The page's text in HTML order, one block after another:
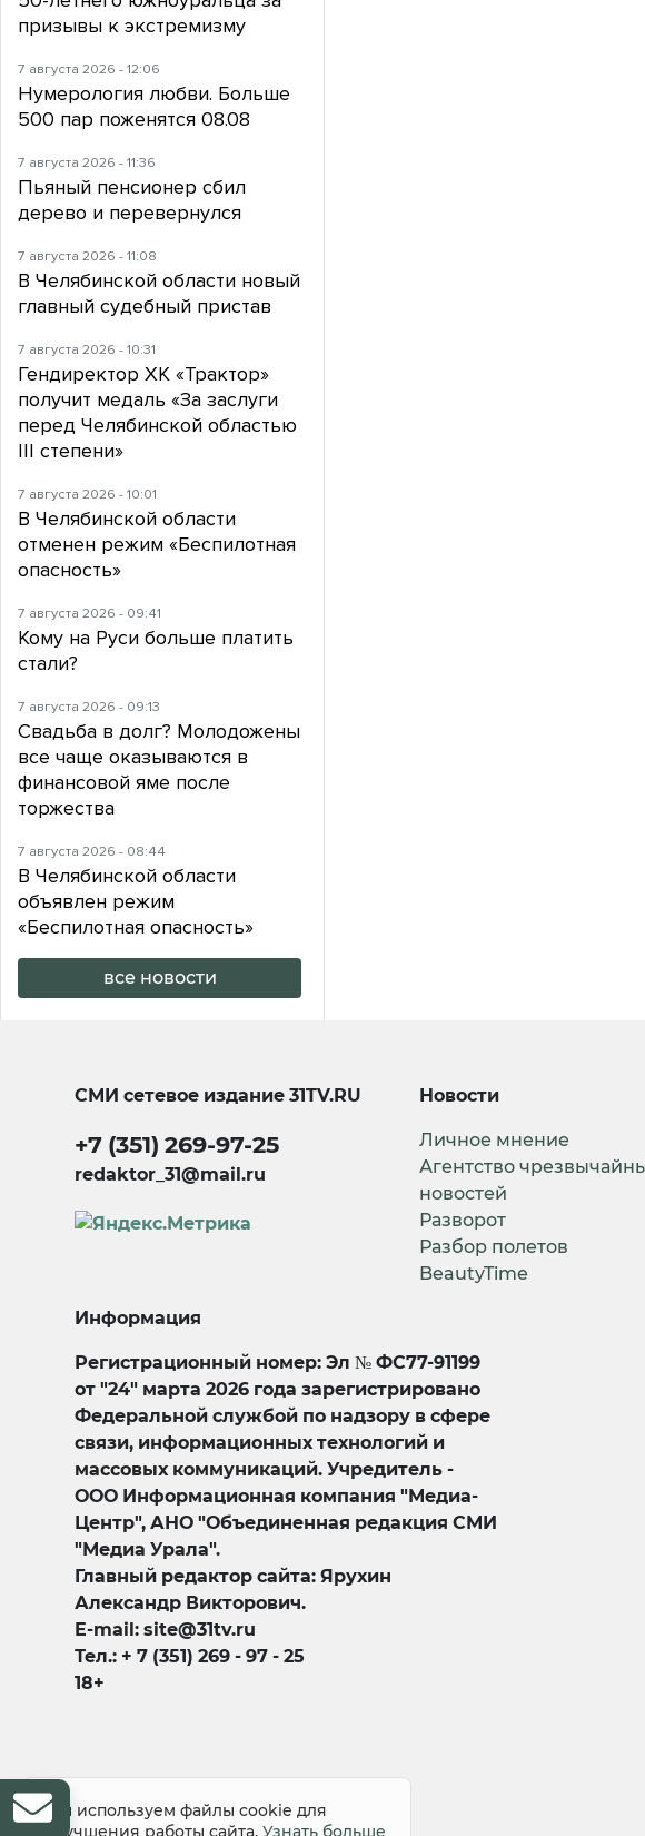
призывы к экстремизму
7 августа 2026 - 12:06
Нумерология любви. Больше
500 пар поженятся 08.08
7 августа 2026 - 11:36
Пьяный пенсионер сбил
дерево и перевернулся
7 августа 2026 - 11:08
В Челябинской области новый
главный судебный пристав
7 августа 2026 - 10:31
Гендиректор ХК «Трактор»
получит медаль «За заслуги
перед Челябинской областью
III степени»
7 августа 2026 - 10:01
В Челябинской области
отменен режим «Беспилотная
опасность»
7 августа 2026 - 09:41
Кому на Руси больше платить
стали?
7 августа 2026 - 09:13
Свадьба в долг? Молодожены
все чаще оказываются в
финансовой яме после
торжества
7 августа 2026 - 08:44
В Челябинской области
объявлен режим
«Беспилотная опасность»
все новости
СМИ сетевое издание31TV.RU
+7 (351) 269-97-25
redaktor_31@mail.ru
Новости
Личное мнение
Агентство
новостей
Разворот
Разбор полетов
BeautyTime
Информация
Регистрационный номер: Эл № ФС77-91199
от "24" марта 2026 года зарегистрировано
Федеральной службой по надзору в сфере
связи, информационных технологий и
массовых коммуникаций. Учредитель -
ООО Информационная компания "Медиа-
Центр", АНО "Объединенная редакция СМИ
"Медиа Урала".
Главный редактор сайта: Ярухин
Александр Викторович.
E-mail: site@31tv.ru
Тел.: + 7 (351) 269 - 97 - 25
18+
© 2008-2026 Все права защищены
Мы используем файлы cookie для
улучшения работы сайта. Узнать больше